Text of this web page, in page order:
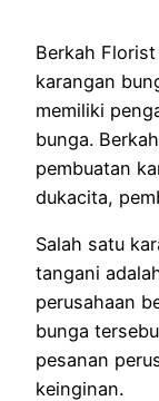
Berkah
karangan
memiliki
bunga.
pembuatan
dukacita,
Salah satu
tangani
perusahaan
bunga
pesanan
keinginan.